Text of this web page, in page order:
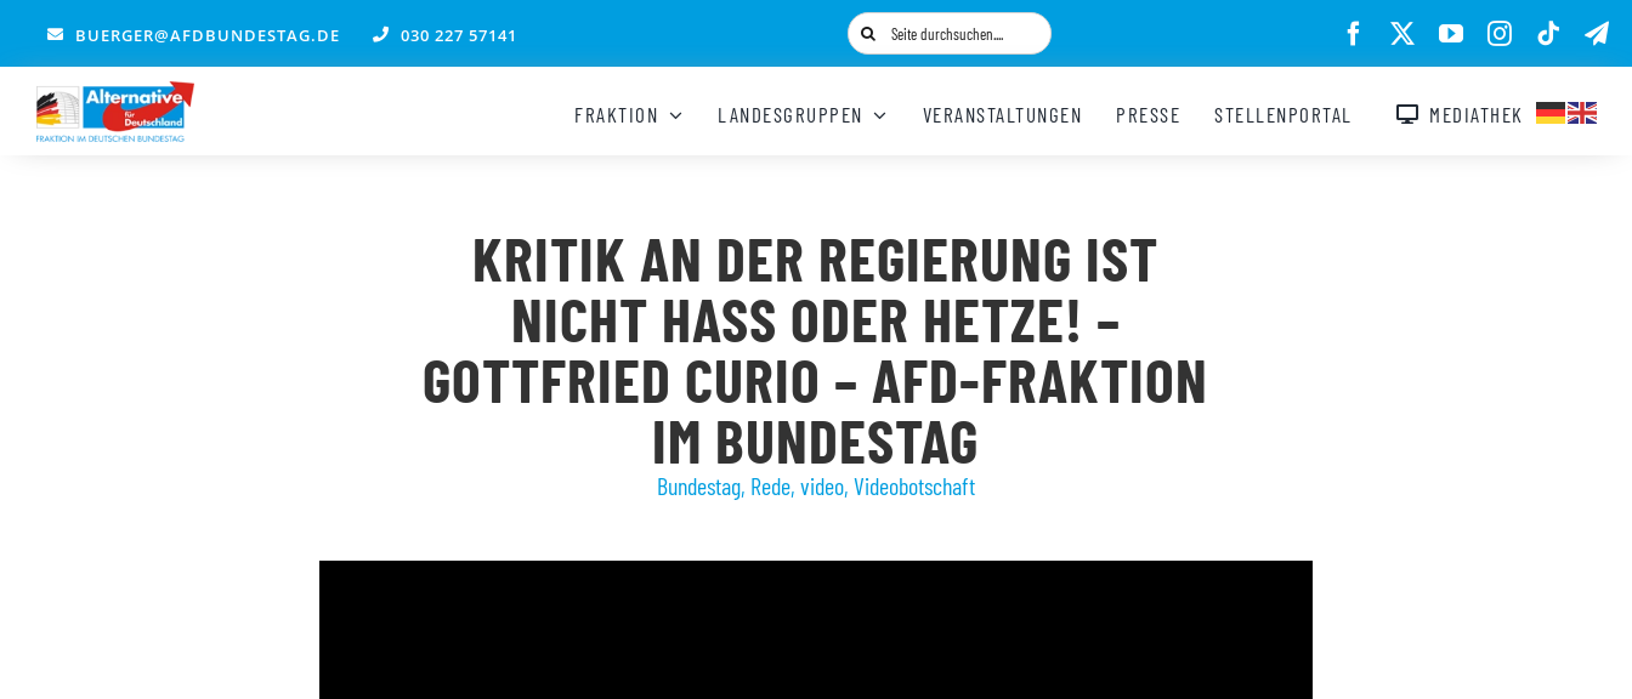
springen
BUERGER@AFDBUNDESTAG.DE 030 227 57141
Suche
nach:
FRAKTION LANDESGRUPPEN VERANSTALTUNGEN PRESSE STELLENPORTAL MEDIATHEK
KRITIK AN DER REGIERUNG IST
NICHT HASS ODER HETZE! –
GOTTFRIED CURIO – AFD-FRAKTION
IM BUNDESTAG
Bundestag, Rede, video, Videobotschaft